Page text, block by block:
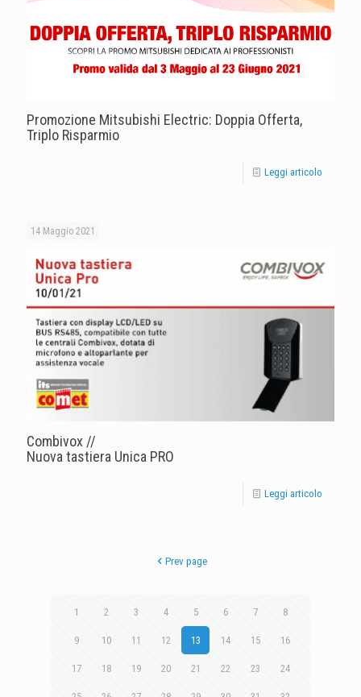
Promozione Mitsubishi Electric: Doppia Offerta,
Triplo Risparmio
Leggi articolo
14 Maggio 2021
Combivox //
Nuova tastiera Unica PRO
Leggi articolo
Prev page
1 2 3 4 5 6 7 8
9 10 11 12 13 14 15 16
17 18 19 20 21 22 23 24